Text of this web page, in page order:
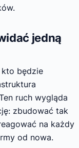
jedną
będzie
ruch wygląda
zbudować tak
na każdy
od nowa.